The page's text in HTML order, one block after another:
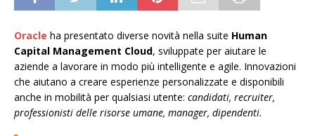
Oracle ha presentato diverse novità nella suite Human
Capital Management Cloud, sviluppate per aiutare le
aziende a lavorare in modo più intelligente e agile. Innovazioni
che aiutano a creare esperienze personalizzate e disponibili
anche in mobilità per qualsiasi utente: candidati, recruiter,
professionisti delle risorse umane, manager, dipendenti.